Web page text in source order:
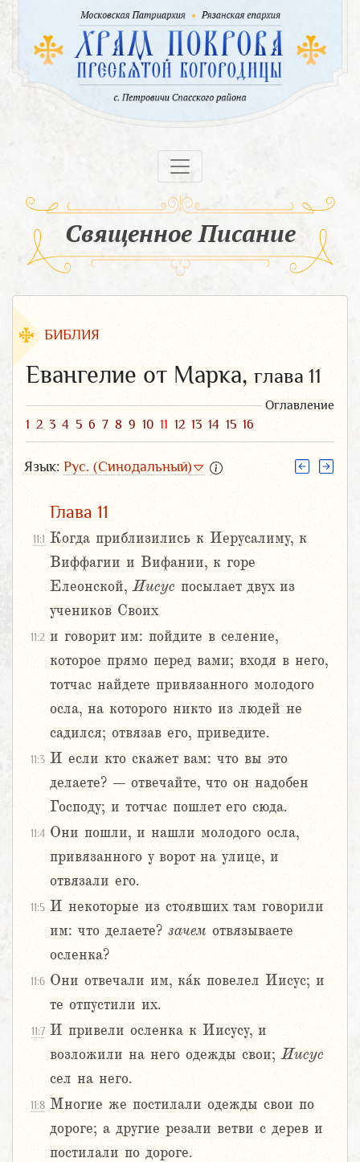
Священное Писание
БИБЛИЯ
Евангелие от Марка, глава 11
Оглавление
1 2 3 4 5 6 7 8 9 10 11 12 13 14 15 16
Язык: Рус. (Синодальный)
Глава 11
11:1 Когда приблизились к Иерусалиму, к
Виффагии и Вифании, к горе
Елеонской,Иисус посылает двух из
учеников Своих
11:2 и говорит им: пойдите в селение,
которое прямо перед вами; входя в него,
тотчас найдете привязанного молодого
осла, на которого никто из людей не
садился; отвязав его, приведите.
11:3 И если кто скажет вам: что вы это
делаете? – отвечайте, что он надобен
Господу; и тотчас пошлет его сюда.
11:4 Они пошли, и нашли молодого осла,
привязанного у ворот на улице, и
отвязали его.
11:5 И некоторые из стоявших там говорили
им: что делаете? зачем отвязываете
осленка?
11:6 Они отвечали им, ка́к повелел Иисус; и
те отпустили их.
11:7 И привели осленка к Иисусу, и
возложили на него одежды свои;Иисус
сел на него.
11:8 Многие же постилали одежды свои по
дороге; а другие резали ветви с дерев и
постилали по дороге.